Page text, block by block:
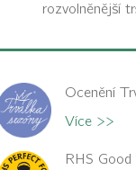
rozvolněnější
Ocenění
Více >>
RHS